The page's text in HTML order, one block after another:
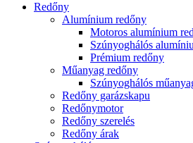
Redőny
Alumínium redőny
Motoros alumínium
Szúnyoghálós
Prémium redőny
Műanyag redőny
Szúnyoghálós
Redőny garázskapu
Redőnymotor
Redőny szerelés
Redőny árak